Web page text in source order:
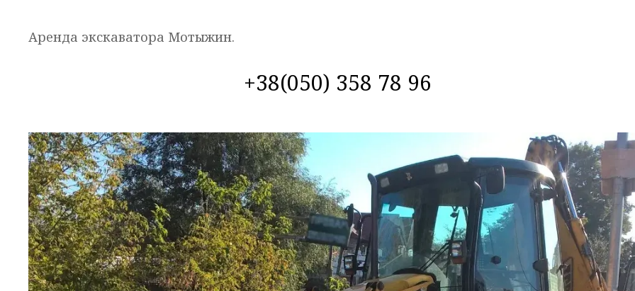
Аренда экскаватора Мотыжин.
+38(050) 358 78 96